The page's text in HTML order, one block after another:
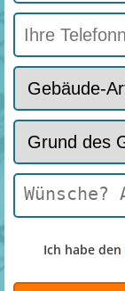
Ich habe den